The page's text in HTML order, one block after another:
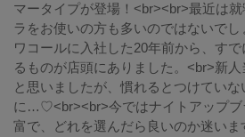
マータイプが登場！<br><br>最近は
ラをお使いの方も多いのではないで
ワコールに入社した20年前から、す
るものが店頭にありました。<br>新
と思いましたが、慣れるとつけてい
に…♡<br><br>今ではナイトアップブ
富で、どれを選んだら良いのか迷い